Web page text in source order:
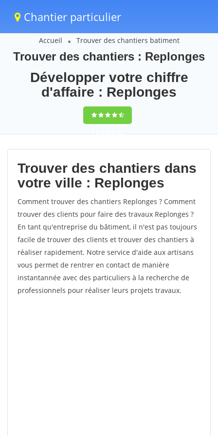
Chantier particulier
Accueil Trouver des chantiers batiment
Trouver des chantiers : Replonges
Développer votre chiffre
d'affaire : Replonges
9,5(100%)63
votes
Trouver des chantiers dans
votre ville : Replonges
Comment trouver des chantiers Replonges ? Comment
trouver des clients pour faire des travaux Replonges ?
En tant qu'entreprise du bâtiment, il n'est pas toujours
facile de trouver des clients et trouver des chantiers à
réaliser rapidement. Notre service d'aide aux artisans
vous permet de rentrer en contact de manière
instantannée avec des particuliers à la recherche de
professionnels pour réaliser leurs projets travaux.